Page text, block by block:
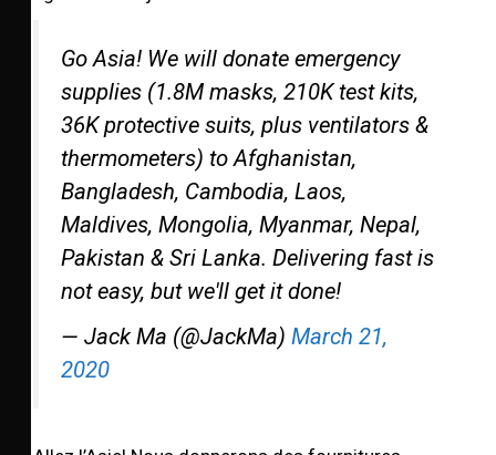
Go Asia! We will donate emergency
supplies (1.8M masks, 210K test kits,
36K protective suits, plus ventilators &
thermometers) to Afghanistan,
Bangladesh, Cambodia, Laos,
Maldives, Mongolia, Myanmar, Nepal,
Pakistan & Sri Lanka. Delivering fast is
not easy, but we'll get it done!
— Jack Ma (@JackMa) March 21,
2020